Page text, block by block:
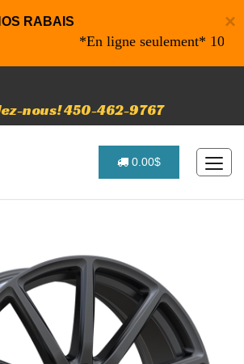
×
RABAIS
*En ligne seulement* 10% de
nous! 450-462-9767
0.00$